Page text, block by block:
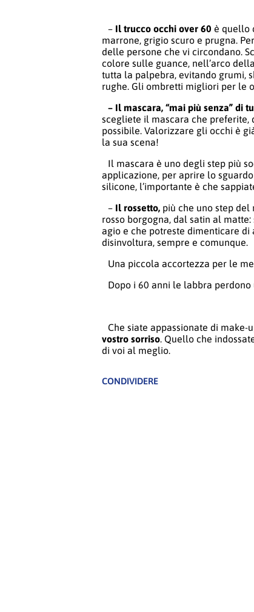
– Il trucco occhi over 60 è quello
marrone, grigio scuro e prugna.
delle persone che vi circondano.
colore sulle guance, nell’arco
tutta la palpebra, evitando grumi,
rughe. Gli ombretti migliori per le
– Il mascara, “mai più senza” di
scegliete il mascara che
possibile. Valorizzare gli occhi è
la sua scena!
Il mascara è uno degli step più
applicazione, per aprire lo
silicone, l’importante è che
– Il rossetto, più che uno step del
rosso borgogna, dal satin al
agio e che potreste dimenticare di
disinvoltura, sempre e comunque.
Una piccola accortezza per le
Dopo i 60 anni le labbra
Che siate appassionate di make-
vostro sorriso. Quello che
di voi al meglio.
CONDIVIDERE